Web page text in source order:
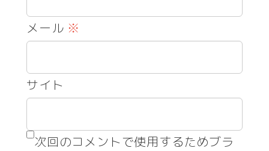
メール ※
サイト
次回のコメントで使用するためブラ